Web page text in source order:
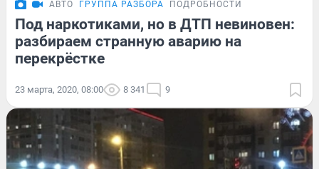
АВТО ГРУППА РАЗБОРА ПОДРОБНОСТИ
Под наркотиками, но в ДТП невиновен:
разбираем странную аварию на
перекрёстке
23 марта, 2020, 08:00 8 341 9